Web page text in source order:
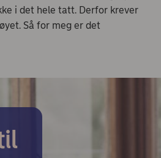
i det hele tatt. Derfor krever
Så for meg er det